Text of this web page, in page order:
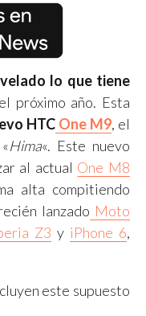
lo que tiene
próximo año. Esta
HTC One M9, el
Hima«. Este nuevo
al actual One M8
alta compitiendo
lanzado Moto
Z3 y iPhone 6,
este supuesto